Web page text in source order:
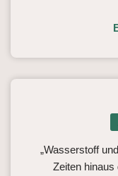
„Wasserstoff
Zeiten